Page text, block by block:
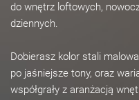
do wnętrz loftowych,
dziennych.
Dobierasz kolor stali
po jaśniejsze tony, oraz
współgrały z aranżacją